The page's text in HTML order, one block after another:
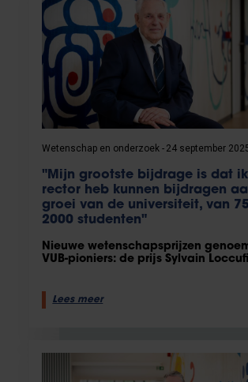
Wetenschap en onderzoek 24 september
"Mijn grootste bijdrage is dat
rector heb kunnen bijdragen
groei van de universiteit, van
2000 studenten"
Nieuwe wetenschapsprijzen
VUB-pioniers: de prijs Sylvain
Lees meer